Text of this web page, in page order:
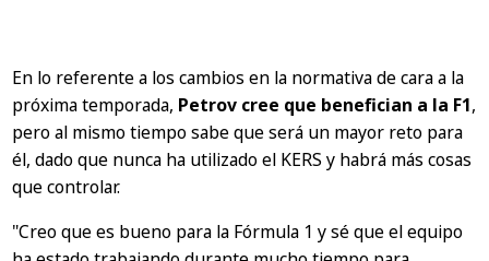
En lo referente a los cambios en la normativa de cara a la
próxima temporada, Petrov cree que benefician a la F1,
pero al mismo tiempo sabe que será un mayor reto para
él, dado que nunca ha utilizado el KERS y habrá más cosas
que controlar.
"Creo que es bueno para la Fórmula 1 y sé que el equipo